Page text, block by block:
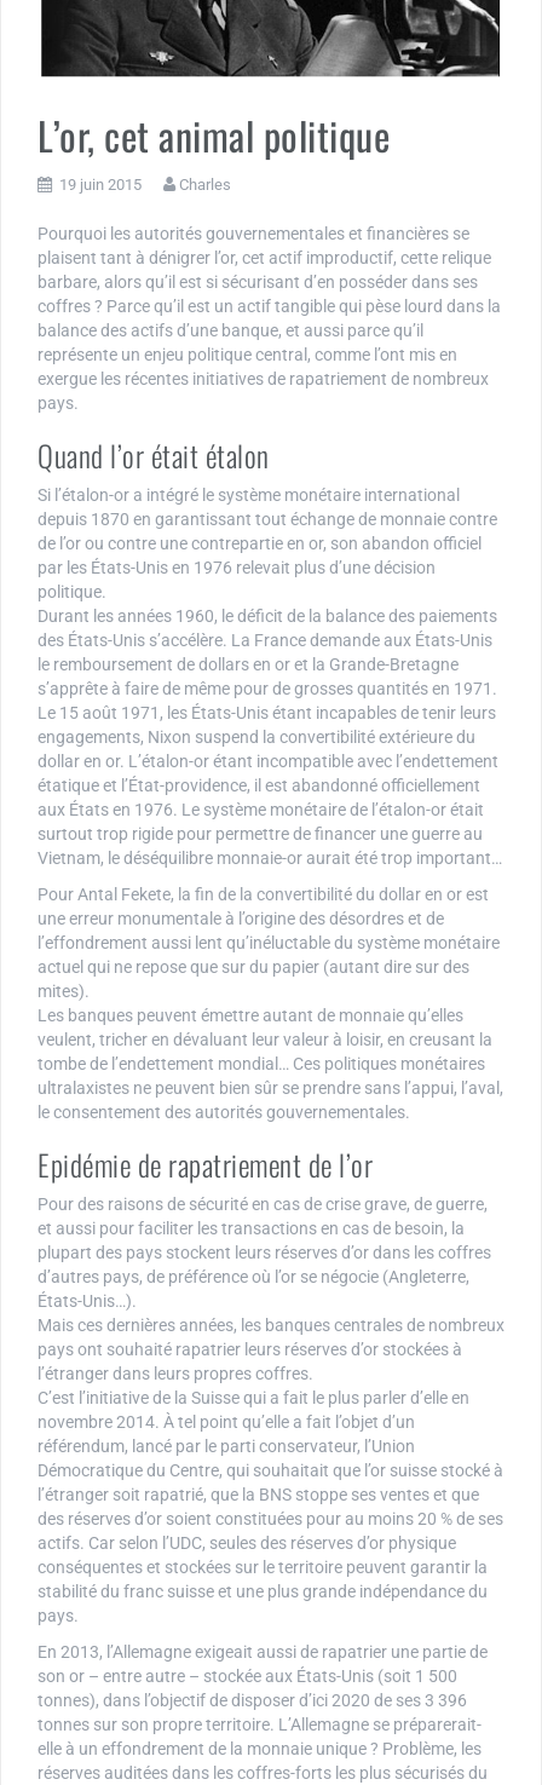
L’or, cet animal politique
19 juin 2015 Charles
Pourquoi les autorités gouvernementales et financières se
plaisent tant à dénigrer l’or, cet actif improductif, cette relique
barbare, alors qu’il est si sécurisant d’en posséder dans ses
coffres ? Parce qu’il est un actif tangible qui pèse lourd dans la
balance des actifs d’une banque, et aussi parce qu’il
représente un enjeu politique central, comme l’ont mis en
exergue les récentes initiatives de rapatriement de nombreux
pays.
Quand l’or était étalon
Si l’étalon-or a intégré le système monétaire international
depuis 1870 en garantissant tout échange de monnaie contre
de l’or ou contre une contrepartie en or, son abandon officiel
par les États-Unis en 1976 relevait plus d’une décision
politique.
Durant les années 1960, le déficit de la balance des paiements
des États-Unis s’accélère. La France demande aux États-Unis
le remboursement de dollars en or et la Grande-Bretagne
s’apprête à faire de même pour de grosses quantités en 1971.
Le 15 août 1971, les États-Unis étant incapables de tenir leurs
engagements, Nixon suspend la convertibilité extérieure du
dollar en or. L’étalon-or étant incompatible avec l’endettement
étatique et l’État-providence, il est abandonné officiellement
aux États en 1976. Le système monétaire de l’étalon-or était
surtout trop rigide pour permettre de financer une guerre au
Vietnam, le déséquilibre monnaie-or aurait été trop important…
Pour Antal Fekete, la fin de la convertibilité du dollar en or est
une erreur monumentale à l’origine des désordres et de
l’effondrement aussi lent qu’inéluctable du système monétaire
actuel qui ne repose que sur du papier (autant dire sur des
mites).
Les banques peuvent émettre autant de monnaie qu’elles
veulent, tricher en dévaluant leur valeur à loisir, en creusant la
tombe de l’endettement mondial… Ces politiques monétaires
ultralaxistes ne peuvent bien sûr se prendre sans l’appui, l’aval,
le consentement des autorités gouvernementales.
Epidémie de rapatriement de l’or
Pour des raisons de sécurité en cas de crise grave, de guerre,
et aussi pour faciliter les transactions en cas de besoin, la
plupart des pays stockent leurs réserves d’or dans les coffres
d’autres pays, de préférence où l’or se négocie (Angleterre,
États-Unis…).
Mais ces dernières années, les banques centrales de nombreux
pays ont souhaité rapatrier leurs réserves d’or stockées à
l’étranger dans leurs propres coffres.
C’est l’initiative de la Suisse qui a fait le plus parler d’elle en
novembre 2014. À tel point qu’elle a fait l’objet d’un
référendum, lancé par le parti conservateur, l’Union
Démocratique du Centre, qui souhaitait que l’or suisse stocké à
l’étranger soit rapatrié, que la BNS stoppe ses ventes et que
des réserves d’or soient constituées pour au moins 20 % de ses
actifs. Car selon l’UDC, seules des réserves d’or physique
conséquentes et stockées sur le territoire peuvent garantir la
stabilité du franc suisse et une plus grande indépendance du
pays.
En 2013, l’Allemagne exigeait aussi de rapatrier une partie de
son or – entre autre – stockée aux États-Unis (soit 1 500
tonnes), dans l’objectif de disposer d’ici 2020 de ses 3 396
tonnes sur son propre territoire. L’Allemagne se préparerait-
elle à un effondrement de la monnaie unique ? Problème, les
réserves auditées dans les coffres-forts les plus sécurisés du